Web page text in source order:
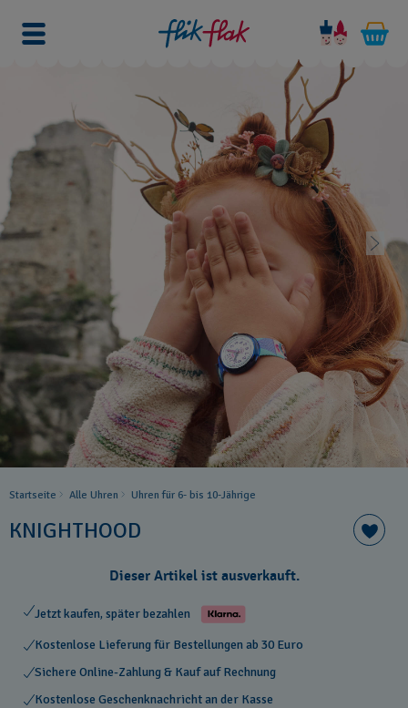
Startseite Alle Uhren Uhren für 6- bis 10-Jährige
KNIGHTHOOD
Dieser Artikel ist ausverkauft.
Jetzt kaufen, später bezahlen
Kostenlose Lieferung für Bestellungen ab 30 Euro
Sichere Online-Zahlung & Kauf auf Rechnung
Kostenlose Geschenknachricht an der Kasse